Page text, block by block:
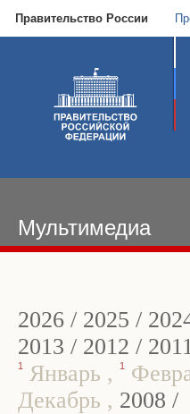
Правительство России
Мультимедиа
2026 / 2025 /
2013 / 2012 /
1 Январь , 1
Декабрь , 2008 /